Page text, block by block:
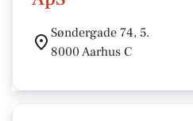
Søndergade 74, 5.
8000 Aarhus C